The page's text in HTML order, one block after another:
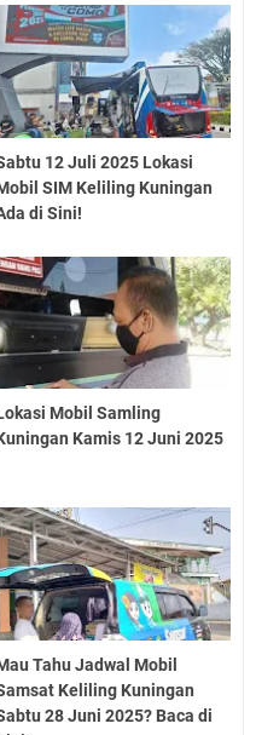
12 Juli 2025 Lokasi
SIM Keliling Kuningan
di Sini!
Mobil Samling
Kamis 12 Juni 2025
Tahu Jadwal Mobil
Keliling Kuningan
28 Juni 2025? Baca di